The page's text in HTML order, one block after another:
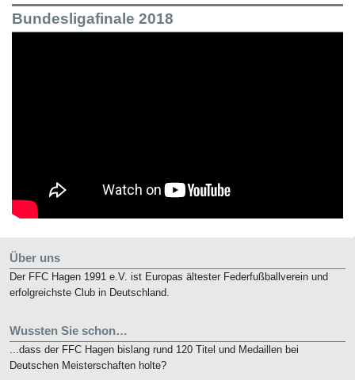
Bundesligafinale 2018
Über uns
Der FFC Hagen 1991 e.V. ist Europas ältester Federfußballverein und
erfolgreichste Club in Deutschland.
Wussten Sie schon…
...dass der FFC Hagen bislang rund 120 Titel und Medaillen bei
Deutschen Meisterschaften holte?